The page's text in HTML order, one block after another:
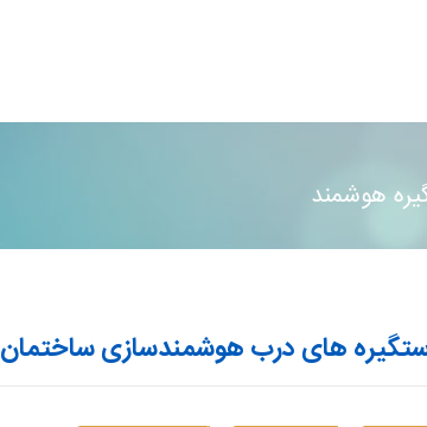
هوشمند
های درب هوشمندسازی ساختمان